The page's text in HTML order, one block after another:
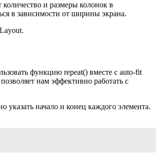
количество и размеры колонок в
в зависимости от ширины экрана.
функцию repeat() вместе с auto-fit
нам эффективно работать с
указать начало и конец каждого элемента.